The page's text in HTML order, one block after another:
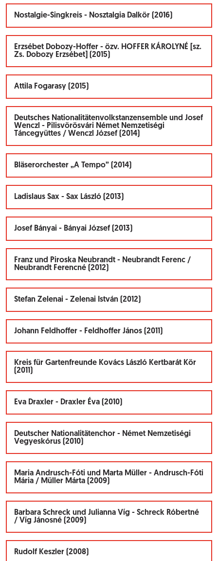
Nostalgie-Singkreis - Nosztalgia Dalkör (2016)
Erzsébet Dobozy-Hoffer - özv. HOFFER KÁROLYNÉ [sz.
Zs. Dobozy Erzsébet] (2015)
Attila Fogarasy (2015)
Deutsches Nationalitätenvolkstanzensemble und Josef
Wenczl - Pilisvörösvári Német Nemzetiségi
Táncegyüttes / Wenczl József (2014)
Bläserorchester „A Tempo” (2014)
Ladislaus Sax - Sax László (2013)
Josef Bányai - Bányai József (2013)
Franz und Piroska Neubrandt - Neubrandt Ferenc /
Neubrandt Ferencné (2012)
Stefan Zelenai - Zelenai István (2012)
Johann Feldhoffer - Feldhoffer János (2011)
Kreis für Gartenfreunde Kovács László Kertbarát Kör
(2011)
Eva Draxler - Draxler Éva (2010)
Deutscher Nationalitätenchor - Német Nemzetiségi
Vegyeskórus (2010)
Maria Andrusch-Fóti und Marta Müller - Andrusch-Fóti
Mária / Müller Márta (2009)
Barbara Schreck und Julianna Víg - Schreck Róbertné
/ Víg Jánosné (2009)
Rudolf Keszler (2008)